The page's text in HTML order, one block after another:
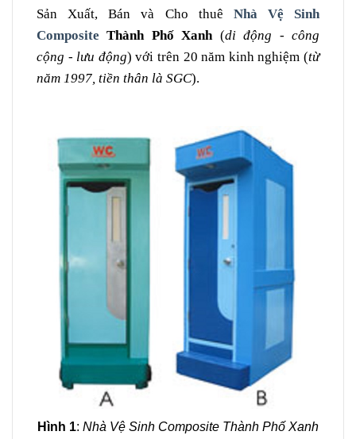
Sản Xuất, Bán và Cho thuê Nhà Vệ Sinh
Composite Thành Phố Xanh (di động - công
cộng - lưu động) với trên 20 năm kinh nghiệm (từ
năm 1997, tiền thân là SGC).
Hình 1: Nhà Vệ Sinh Composite Thành Phố Xanh